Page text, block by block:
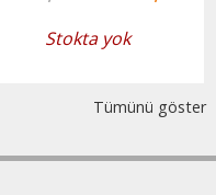
Stokta yok
Tümünü göster